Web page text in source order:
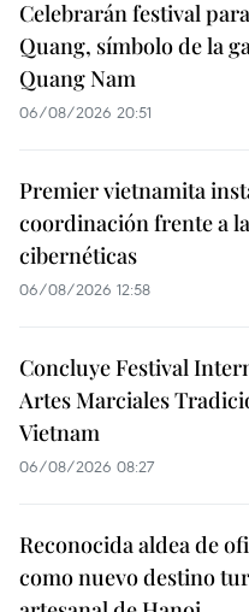
Celebrarán festival
Quang, símbolo de la
Quang Nam
06/08/2026 20:51
Premier vietnamita
coordinación frente a
cibernéticas
06/08/2026 12:58
Concluye Festival
Artes Marciales
Vietnam
06/08/2026 08:27
Reconocida aldea de
como nuevo destino